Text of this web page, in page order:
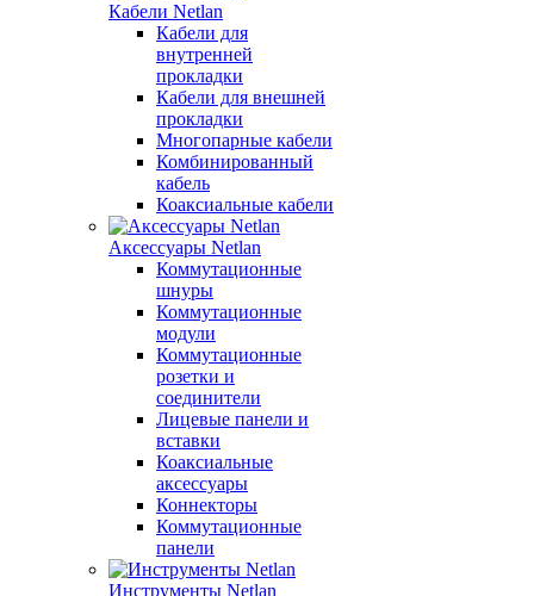
Кабели Netlan
Кабели для
внутренней
прокладки
Кабели для внешней
прокладки
Многопарные кабели
Комбинированный
кабель
Коаксиальные кабели
Аксессуары Netlan
Коммутационные
шнуры
Коммутационные
модули
Коммутационные
розетки и
соединители
Лицевые панели и
вставки
Коаксиальные
аксессуары
Коннекторы
Коммутационные
панели
Инструменты Netlan